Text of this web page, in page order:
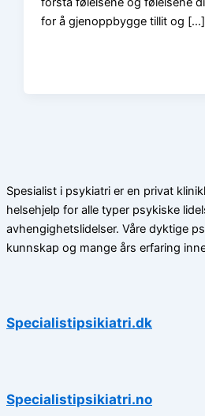
for å gjenoppbygge tillit og […]
Spesialist i psykiatri er en privat
helsehjelp for alle typer psykiske
avhengighetslidelser. Våre dyktige
kunnskap og mange års erfaring
Specialistipsikiatri.dk
Specialistipsikiatri.no